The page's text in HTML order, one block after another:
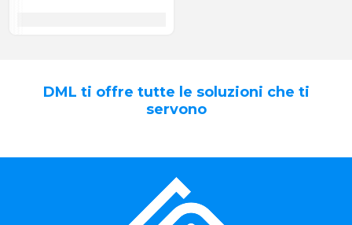
DML ti offre tutte le soluzioni che ti
servono